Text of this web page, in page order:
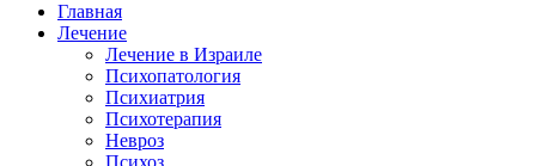
Главная
Лечение
Лечение в Израиле
Психопатология
Психиатрия
Психотерапия
Невроз
Психоз